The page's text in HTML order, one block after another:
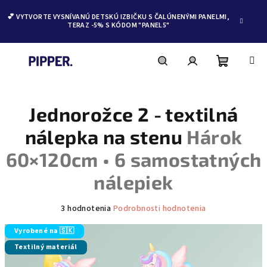
💕 VYTVORTE VYSNÍVANÚ DETSKÚ IZBIČKU S ČALÚNENÝMI PANELMI,
TERAZ -5% S KÓDOM "PANEL5"
košík
Jednorožce 2 - textilná
nálepka na stenu Hárok
60×120cm • 6 samostatných
nálepiek
produktu
je
5,0
3 hodnotenia Podrobnosti hodnotenia
Vyrobené na 🇸🇰
Textilný materiál